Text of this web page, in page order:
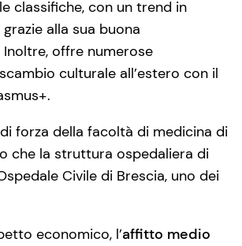
classifiche, con un trend in
alla sua buona
Inoltre, offre numerose
culturale all’estero con il
forza della facoltà di medicina di
che la struttura ospedaliera di
Civile di Brescia, uno dei
economico, l’affitto medio